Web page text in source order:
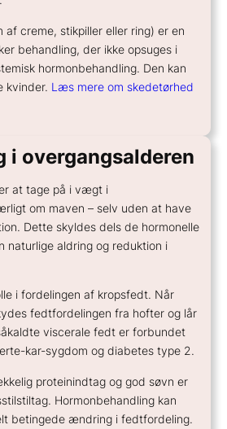
af creme, stikpiller eller ring) er en
behandling, der ikke opsuges i
hormonbehandling. Den kan
kvinder. Læs mere om skedetørhed
overgangsalderen
at tage på i vægt i
om maven – selv uden at have
Dette skyldes dels de hormonelle
naturlige aldring og reduktion i
i fordelingen af kropsfedt. Når
fedtfordelingen fra hofter og lår
viscerale fedt er forbundet
kar-sygdom og diabetes type 2.
proteinindtag og god søvn er
Hormonbehandling kan
betingede ændring i fedtfordeling.